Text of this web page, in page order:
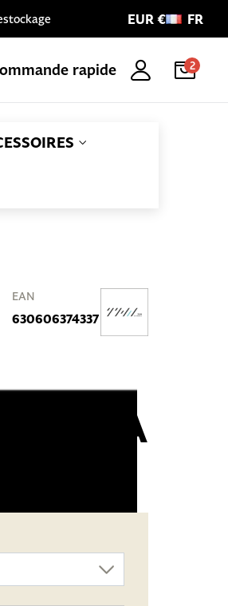
EUR € FR
rapide 2
EAN
630606374337